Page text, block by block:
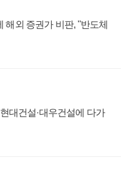
외 증권가 비판, "반도체
대건설·대우건설에 다가